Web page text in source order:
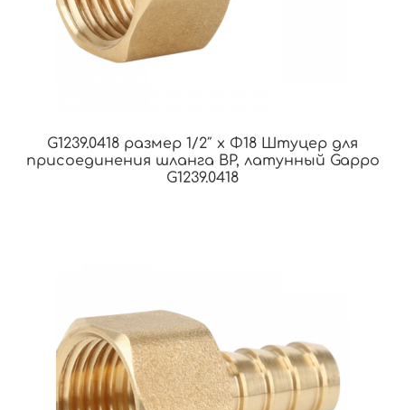
G1239.0418 размер 1/2″ x Φ18 Штуцер для
присоединения шланга ВР, латунный Gappo
G1239.0418